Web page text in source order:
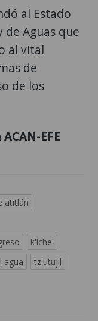
al Estado
Aguas que
al vital
de
de los
EFE
atitlán
k'iche'
agua
tz'utujil